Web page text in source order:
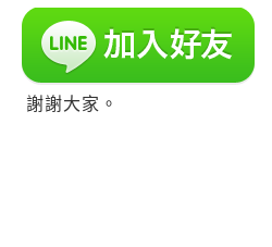
謝謝大家。